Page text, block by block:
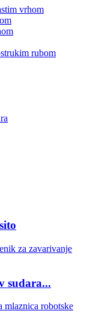
vrhom
rubom
sudara...